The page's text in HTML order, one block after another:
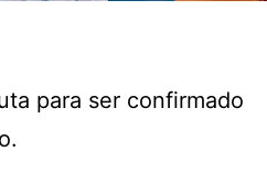
para ser confirmado